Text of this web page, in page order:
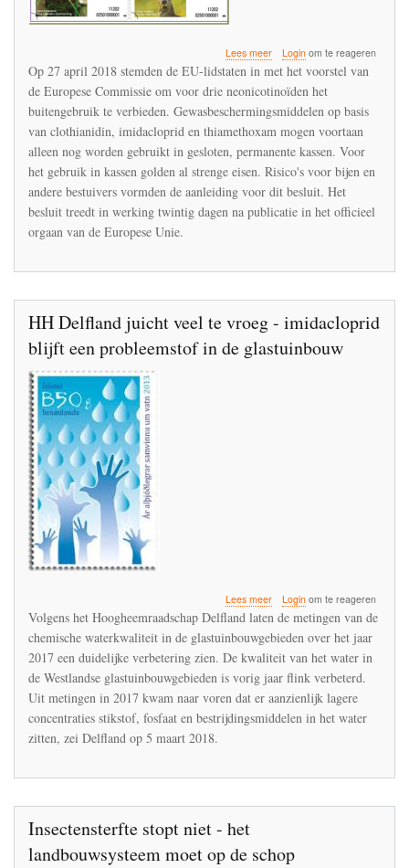
Lees meerover
Ctgb
binnen
drie
maanden
uitvoering
aan
het
Europese
besluit
Loginom te reageren
Op 27 april 2018 stemden de EU-lidstaten in met het voorstel van
de Europese Commissie om voor drie neonicotinoïden het
buitengebruik te verbieden. Gewasbeschermingsmiddelen op basis
van clothianidin, imidacloprid en thiamethoxam mogen voortaan
alleen nog worden gebruikt in gesloten, permanente kassen. Voor
het gebruik in kassen golden al strenge eisen. Risico's voor bijen en
andere bestuivers vormden de aanleiding voor dit besluit. Het
besluit treedt in werking twintig dagen na publicatie in het officieel
orgaan van de Europese Unie.
HH Delfland juicht veel te vroeg - imidacloprid
blijft een probleemstof in de glastuinbouw
Lees meerover
HH
juicht
veel
te
vroeg
-
imidacloprid
Loginom te reageren
Volgens het Hoogheemraadschap Delfland laten de metingen van de
chemische waterkwaliteit in de glastuinbouwgebieden over het jaar
2017 een duidelijke verbetering zien. De kwaliteit van het water in
de Westlandse glastuinbouwgebieden is vorig jaar flink verbeterd.
Uit metingen in 2017 kwam naar voren dat er aanzienlijk lagere
concentraties stikstof, fosfaat en bestrijdingsmiddelen in het water
zitten, zei Delfland op 5 maart 2018.
Insectensterfte stopt niet - het
landbouwsysteem moet op de schop